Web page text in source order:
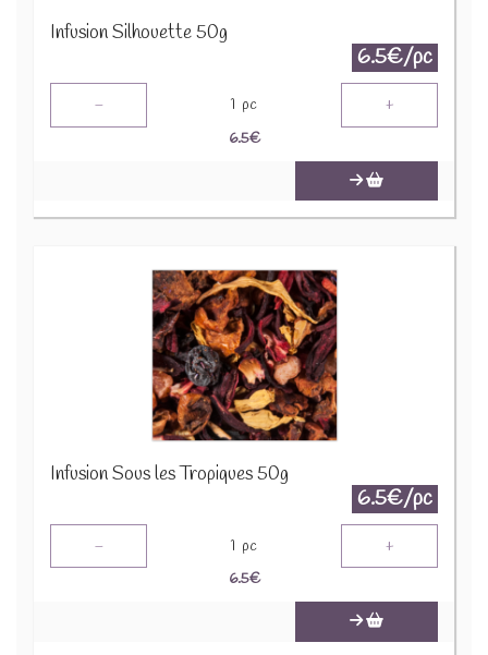
Infusion Silhouette 50g
6.5€/pc
- 1 pc +
6.5€
Infusion Sous les Tropiques 50g
6.5€/pc
- 1 pc +
6.5€